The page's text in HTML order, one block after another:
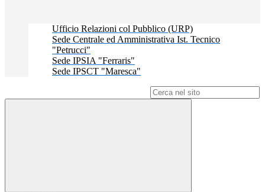
Ufficio Relazioni col Pubblico (URP)
Sede Centrale ed Amministrativa Ist. Tecnico
"Petrucci"
Sede IPSIA "Ferraris"
Sede IPSCT "Maresca"